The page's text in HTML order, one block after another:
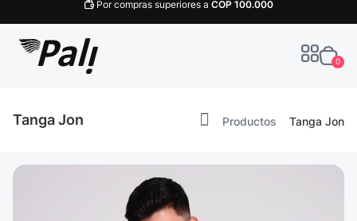
Por compras superiores a COP100.000
0
Tanga Jon Productos Tanga Jon